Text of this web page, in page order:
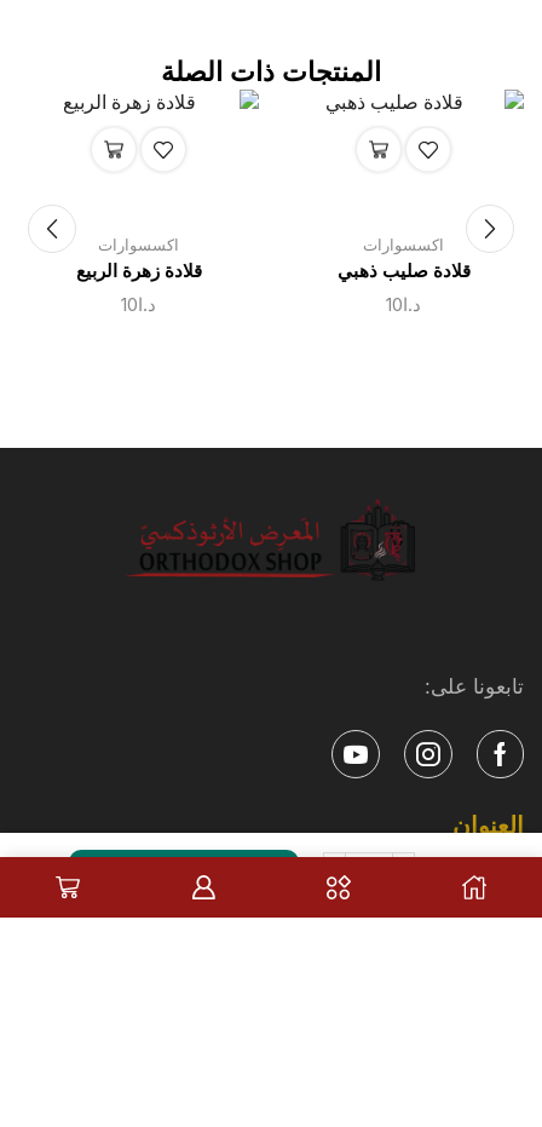
المنتجات ذات الصلة
اكسسوارات
قلادة صليب ذهبي
د.ا10
اكسسوارات
قلادة زهرة الربيع
د.ا10
إضافة إلى السلة
تابعونا على:
العنوان
عمان - الأردن